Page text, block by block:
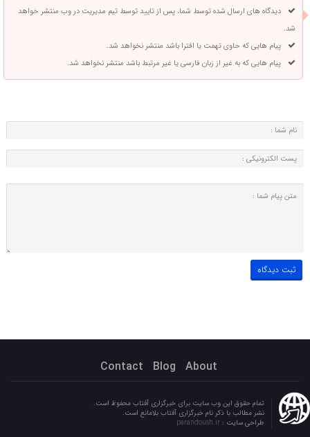
دیدگاه های ارسال شده توسط شما، پس از تایید توسط تیم مدیریت در وب منتشر خواهد
شد.
پیام هایی که حاوی تهمت یا افترا باشد منتشر نخواهد شد.
پیام هایی که به غیر از زبان فارسی یا غیر مرتبط باشد منتشر نخواهد شد.
About
Blog
Contact
تمام حقوق این وب سایت برای خبرگزاری آفتاب محفوظ است.
نشر مطالب با ذکر نام خبرگزاری آفتاب بلامانع است.
طراحی سایت :